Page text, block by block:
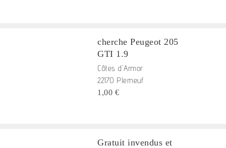
cherche Peugeot 205
GTI 1.9
Côtes d'Armor
22170 Plerneuf
1,00 €
Gratuit invendus et